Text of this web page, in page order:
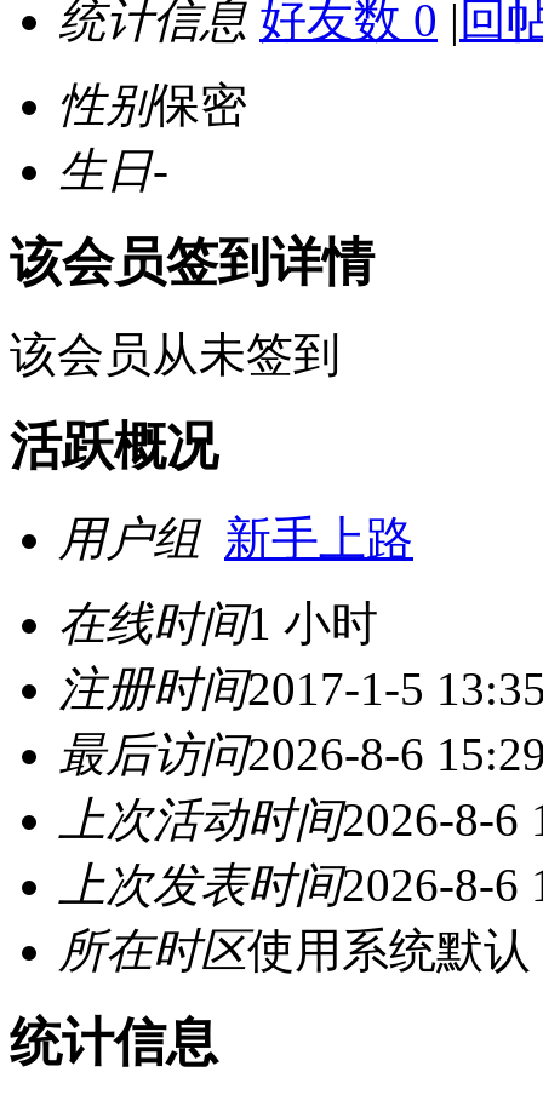
统计信息 好友数 0 | 回
性别保密
生日-
该会员签到详情
该会员从未签到
活跃概况
用户组 新手上路
在线时间1 小时
注册时间2017-1-5
最后访问2026-8-6
上次活动时间2026-8-6
上次发表时间2026-8-6
所在时区使用系统默认
统计信息